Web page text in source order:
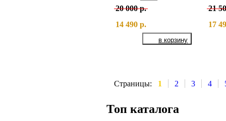
20 000 р.
14 490 р.
21
17
Страницы: 1 2 3 4
Топ каталога